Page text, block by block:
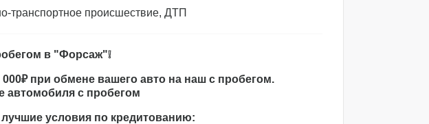
транспортное происшествие, ДТП
в "Форсаж"❕
при обмене вашего авто на наш с пробегом.
автомобиля с пробегом
условия по кредитованию: